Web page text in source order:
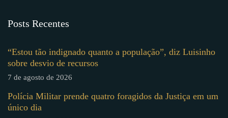
Posts Recentes
“Estou tão indignado quanto a população”, diz Luisinho
sobre desvio de recursos
7 de agosto de 2026
Polícia Militar prende quatro foragidos da Justiça em um
único dia